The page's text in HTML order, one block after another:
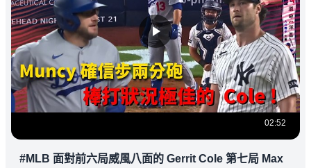
02:52
#MLB 面對前六局威風八面的 Gerrit Cole 第七局 Max